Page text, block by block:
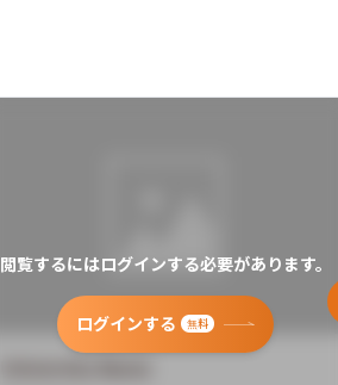
閲覧するにはログインする必要があります。
ログインする 無料